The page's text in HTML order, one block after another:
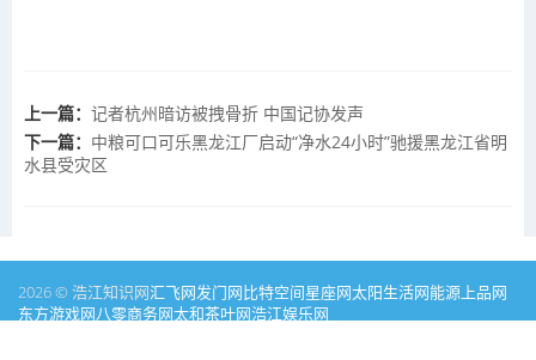
上一篇： 记者杭州暗访被拽骨折 中国记协发声
下一篇： 中粮可口可乐黑龙江厂启动“净水24小时”驰援黑龙江省明
水县受灾区
2026 © 浩江知识网汇飞网发门网比特空间星座网太阳生活网能源 上品网
东方游戏网八零商务网太和茶叶网浩江娱乐网